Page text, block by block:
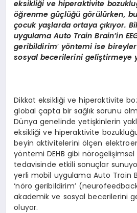
eksikliği ve hiperaktivite
öğrenme güçlüğü görülürken,
çocuk yaşlarda ortaya çıkıyor.
uygulama Auto Train Brain’in
geribildirim’yöntemi ise
sosyal becerilerini geliştirmeye
Dikkat eksikliği ve hiperaktivite
global çapta bir sağlık sorunu
Dünya genelinde yetişkinlerin
eksikliği ve hiperaktivite
beyin aktivitelerini ölçen
yöntemi DEHB gibi nörogelişimsel
tedavisinde etkili sonuçlar
yerli mobil uygulama Auto Train
‘nöro geribildirim’
akademik ve sosyal becerilerini
oluyor.